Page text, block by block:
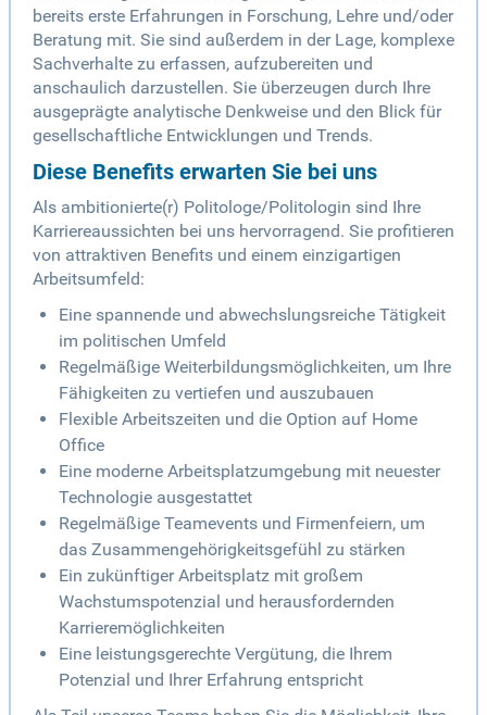
bereits erste Erfahrungen in Forschung, Lehre und/oder
Beratung mit. Sie sind außerdem in der Lage, komplexe
Sachverhalte zu erfassen, aufzubereiten und
anschaulich darzustellen. Sie überzeugen durch Ihre
ausgeprägte analytische Denkweise und den Blick für
gesellschaftliche Entwicklungen und Trends.
Diese Benefits erwarten Sie bei uns
Als ambitionierte(r) Politologe/Politologin sind Ihre
Karriereaussichten bei uns hervorragend. Sie profitieren
von attraktiven Benefits und einem einzigartigen
Arbeitsumfeld:
Eine spannende und abwechslungsreiche Tätigkeit
im politischen Umfeld
Regelmäßige Weiterbildungsmöglichkeiten, um Ihre
Fähigkeiten zu vertiefen und auszubauen
Flexible Arbeitszeiten und die Option auf Home
Office
Eine moderne Arbeitsplatzumgebung mit neuester
Technologie ausgestattet
Regelmäßige Teamevents und Firmenfeiern, um
das Zusammengehörigkeitsgefühl zu stärken
Ein zukünftiger Arbeitsplatz mit großem
Wachstumspotenzial und herausfordernden
Karrieremöglichkeiten
Eine leistungsgerechte Vergütung, die Ihrem
Potenzial und Ihrer Erfahrung entspricht